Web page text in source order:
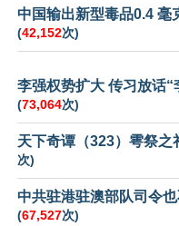
中国输出新型毒品0.4 毫
(42,152次)
李强权势扩大 传习放话“
(73,064次)
天下奇谭（323）雩祭之
次)
中共驻港驻澳部队司令
(67,527次)